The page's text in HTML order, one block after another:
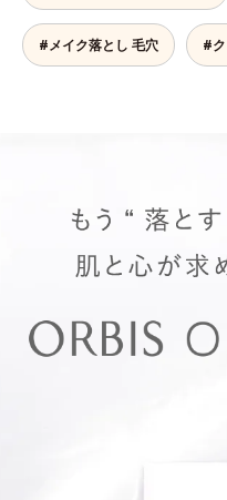
#メイク落とし 毛穴 #